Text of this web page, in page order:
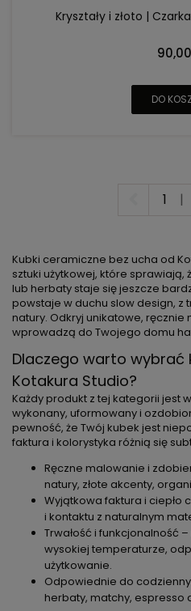
Kryształy i złoto |
DO
1 |
Kubki ceramiczne bez ucha od
sztuki użytkowej, które sprawiają,
lub herbaty staje się jeszcze
powstaje w duchu slow design, z
natury. Odkryj unikatowe,
wprowadzą do Twojego domu
Dlaczego warto wybrać
Kotakura Studio?
Każdy produkt z tej kategorii jest
wykonany, uformowany i
pewność, że Twój kubek jest
faktura i kolorystyka różnią się
Ręczne malowanie i
natury, złote akcenty,
Wyjątkowa faktura i ciepło
i kontaktu z naturalnym
Trwałość i funkcjonalność
wysokiej temperaturze,
użytkowanie.
Odpowiednie do
herbaty, matchy, espresso